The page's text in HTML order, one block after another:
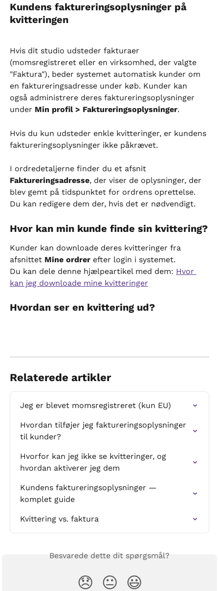
Kundens faktureringsoplysninger på
kvitteringen
Hvis dit studio udsteder fakturaer
(momsregistreret eller en virksomhed, der valgte
"Faktura"), beder systemet automatisk kunder om
en faktureringsadresse under køb. Kunder kan
også administrere deres faktureringsoplysninger
under Min profil > Faktureringsoplysninger.
Hvis du kun udsteder enkle kvitteringer, er kundens
faktureringsoplysninger ikke påkrævet.
I ordredetaljerne finder du et afsnit
Faktureringsadresse, der viser de oplysninger, der
blev gemt på tidspunktet for ordrens oprettelse.
Du kan redigere dem der, hvis det er nødvendigt.
Hvor kan min kunde finde sin kvittering?
Kunder kan downloade deres kvitteringer fra
afsnittet Mine ordrer efter login i systemet.
Du kan dele denne hjælpeartikel med dem: Hvor
kan jeg downloade mine kvitteringer
Hvordan ser en kvittering ud?
Relaterede artikler
Jeg er blevet momsregistreret (kun EU)
Hvordan tilføjer jeg faktureringsoplysninger
til kunder?
Hvorfor kan jeg ikke se kvitteringer, og
hvordan aktiverer jeg dem
Kundens faktureringsoplysninger —
komplet guide
Kvittering vs. faktura
Besvarede dette dit spørgsmål?
😞 😐 😃